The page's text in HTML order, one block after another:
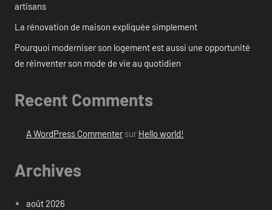
artisans
La rénovation de maison expliquée simplement
Pourquoi moderniser son logement est aussi une opportunité
de réinventer son mode de vie au quotidien
Recent Comments
A WordPress Commentersur Hello world!
Archives
août 2026